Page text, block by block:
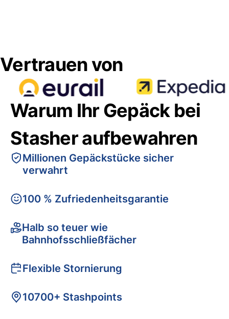
Vertrauen von
Warum Ihr Gepäck bei
Stasher aufbewahren
Millionen Gepäckstücke sicher
verwahrt
100 % Zufriedenheitsgarantie
Halb so teuer wie
Bahnhofsschließfächer
Flexible Stornierung
10700+ Stashpoints